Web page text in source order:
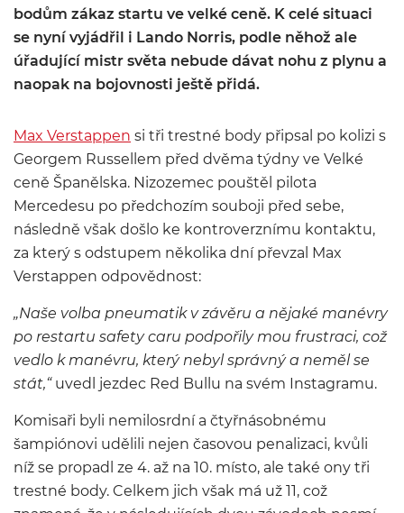
bodům zákaz startu ve velké ceně. K celé situaci
se nyní vyjádřil i Lando Norris, podle něhož ale
úřadující mistr světa nebude dávat nohu z plynu a
naopak na bojovnosti ještě přidá.
Max Verstappen si tři trestné body připsal po kolizi s
Georgem Russellem před dvěma týdny ve Velké
ceně Španělska. Nizozemec pouštěl pilota
Mercedesu po předchozím souboji před sebe,
následně však došlo ke kontroverznímu kontaktu,
za který s odstupem několika dní převzal Max
Verstappen odpovědnost:
„Naše volba pneumatik v závěru a nějaké manévry
po restartu safety caru podpořily mou frustraci, což
vedlo k manévru, který nebyl správný a neměl se
stát,“ uvedl jezdec Red Bullu na svém Instagramu.
Komisaři byli nemilosrdní a čtyřnásobnému
šampiónovi udělili nejen časovou penalizaci, kvůli
níž se propadl ze 4. až na 10. místo, ale také ony tři
trestné body. Celkem jich však má už 11, což